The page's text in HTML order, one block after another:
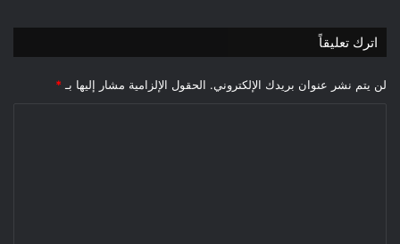
اترك تعليقاً
لن يتم نشر عنوان بريدك الإلكتروني. الحقول الإلزامية مشار إليها بـ *